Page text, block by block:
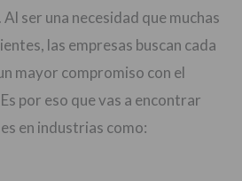
ser una necesidad que muchas
las empresas buscan cada
mayor compromiso con el
por eso que vas a encontrar
en industrias como: